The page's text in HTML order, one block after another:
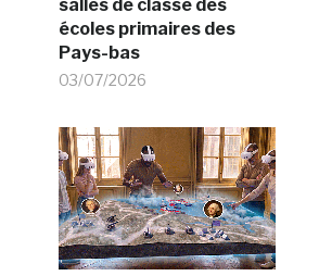
salles de classe des
écoles primaires des
Pays-bas
03/07/2026